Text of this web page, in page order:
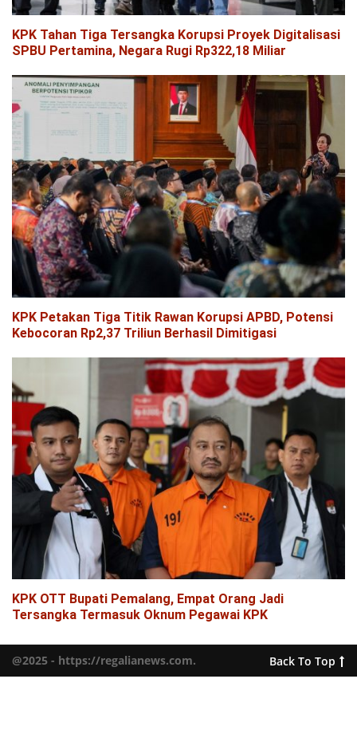
KPK Tahan Tiga Tersangka Korupsi Proyek Digitalisasi
SPBU Pertamina, Negara Rugi Rp322,18 Miliar
KPK Petakan Tiga Titik Rawan Korupsi APBD, Potensi
Kebocoran Rp2,37 Triliun Berhasil Dimitigasi
KPK OTT Bupati Pemalang, Empat Orang Jadi
Tersangka Termasuk Oknum Pegawai KPK
@2025 - https://regalianews.com. Back To Top